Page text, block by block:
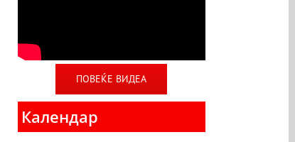
ПОВЕЌЕ ВИДЕА
Календар